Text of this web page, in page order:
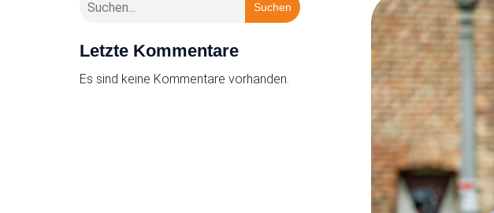
Suchen
Letzte Kommentare
Es sind keine Kommentare vorhanden.